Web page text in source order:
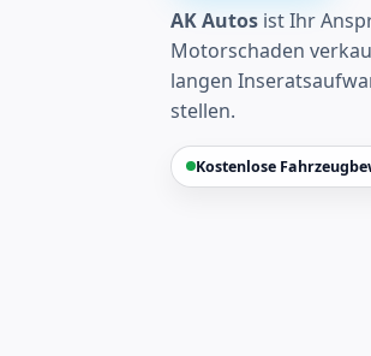
AK Autos ist Ihr
Motorschaden
langen
stellen.
Kostenlose